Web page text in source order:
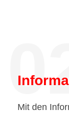
Mit den